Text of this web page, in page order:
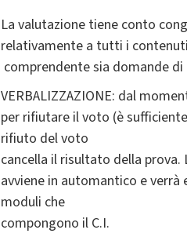
La valutazione tiene conto
relativamente a tutti i
comprendente sia domande
VERBALIZZAZIONE: dal
per rifiutare il voto (è
rifiuto del voto
cancella il risultato della prova.
avviene in automantico e
moduli che
compongono il C.I.